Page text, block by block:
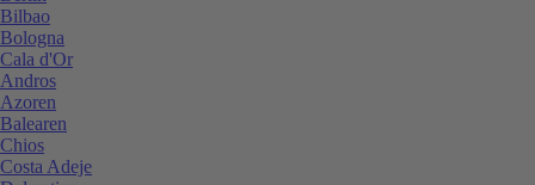
Bilbao
Bologna
Cala d'Or
Andros
Azoren
Balearen
Chios
Costa Adeje